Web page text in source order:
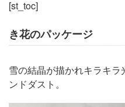
[st_toc]
き花のパッケージ
雪の結晶が描かれキラキ
ンドダスト。